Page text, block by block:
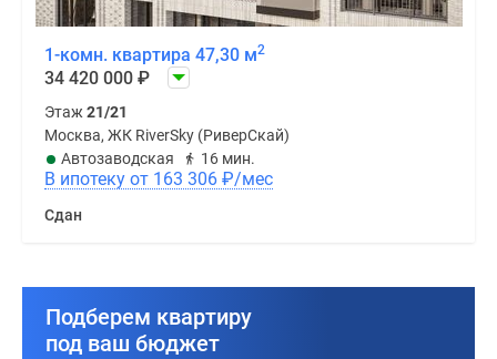
1-комн. квартира 47,30 м2
34 420 000 ₽
Этаж 21/21
Москва, ЖК RiverSky (РиверСкай)
Автозаводская
16 мин.
В ипотеку от 163 306 ₽/мес
Сдан
Подберем квартиру
под ваш бюджет